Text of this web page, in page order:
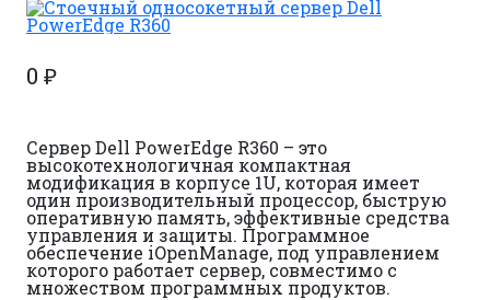
0 ₽
Сервер Dell PowerEdge R360 – это
высокотехнологичная компактная
модификация в корпусе 1U, которая имеет
один производительный процессор, быструю
оперативную память, эффективные средства
управления и защиты. Программное
обеспечение iOpenManage, под управлением
которого работает сервер, совместимо с
множеством программных продуктов.